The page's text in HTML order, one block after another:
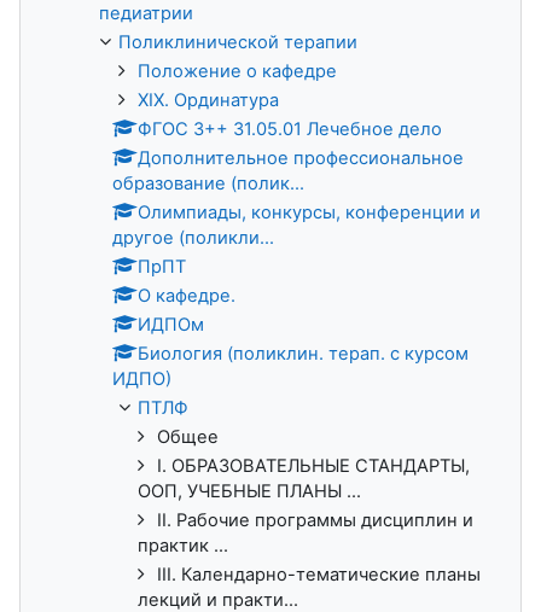
педиатрии
Поликлинической терапии
Положение о кафедре
XIX. Ординатура
ФГОС 3++ 31.05.01 Лечебное дело
Дополнительное профессиональное
образование (полик...
Олимпиады, конкурсы, конференции и
другое (поликли...
ПрПТ
О кафедре.
ИДПОм
Биология (поликлин. терап. с курсом
ИДПО)
ПТЛФ
Общее
I. ОБРАЗОВАТЕЛЬНЫЕ СТАНДАРТЫ,
ООП, УЧЕБНЫЕ ПЛАНЫ ...
II. Рабочие программы дисциплин и
практик ...
III. Календарно-тематические планы
лекций и практи...